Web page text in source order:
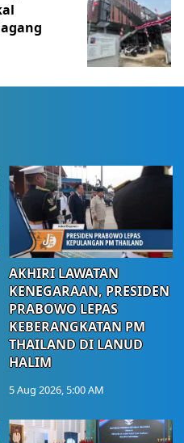
AKHIRI LAWATAN
KENEGARAAN, PRESIDEN
PRABOWO LEPAS
KEBERANGKATAN PM
THAILAND DI LANUD
HALIM
5 Aug 2026, 5:00 AM